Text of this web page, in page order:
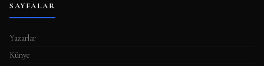
SAYFALAR
Yazarlar
Künye